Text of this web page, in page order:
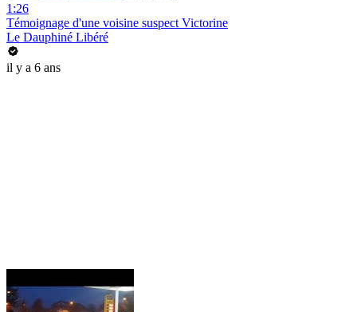
1:26
Témoignage d'une voisine suspect Victorine
Le Dauphiné Libéré
il y a 6 ans